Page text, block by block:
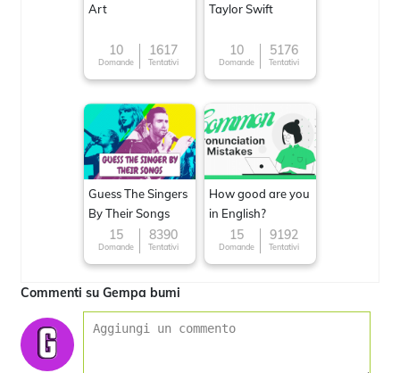
Art
10
Domande
1617
Tentativi
Taylor Swift
10
Domande
5176
Tentativi
Guess The Singers
By Their Songs
15
Domande
8390
Tentativi
How good are you
in English?
15
Domande
9192
Tentativi
Commenti su Gempa bumi